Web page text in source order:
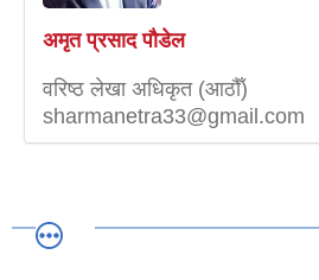
अमृत प्रसाद पाैडेल
वरिष्‍ठ लेखा अधिकृत (आठौँ)
sharmanetra33@gmail.com